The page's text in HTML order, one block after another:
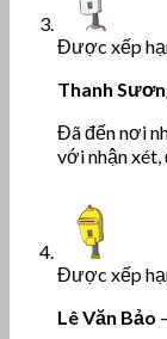
Được xếp
Thanh
Đã đến nơi
với nhận xét,
Được xếp
Lê Văn Bảo –